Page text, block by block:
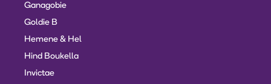
Ganagobie
Goldie B
Hemene & Hel
Hind Boukella
Invictae